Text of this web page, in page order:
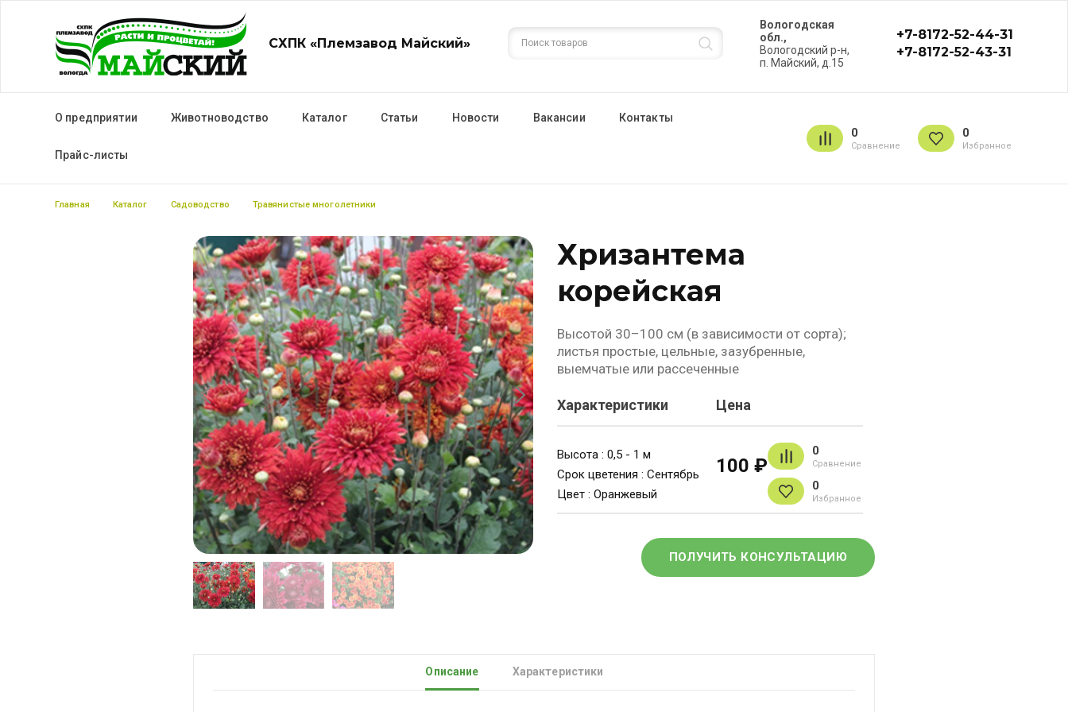
СХПК «Племзавод Майский»
Вологодская
обл.,
Вологодский р-н,
п. Майский, д.15
+7-8172-52-44-31
+7-8172-52-43-31
Основная навигация
О предприятии Животноводство Каталог Статьи Новости Вакансии Контакты
Прайс-листы
0
Сравнение
0
Избранное
Строка навигации
Главная Каталог Садоводство Травянистые многолетники
Хризантема
корейская
Высотой 30–100 см (в зависимости от сорта);
листья простые, цельные, зазубренные,
выемчатые или рассеченные
Характеристики Цена
Высота : 0,5 - 1 м
Срок цветения : Сентябрь
Цвет : Оранжевый
100 ₽
0
Сравнение
0
Избранное
ПОЛУЧИТЬ КОНСУЛЬТАЦИЮ
Описание Характеристики